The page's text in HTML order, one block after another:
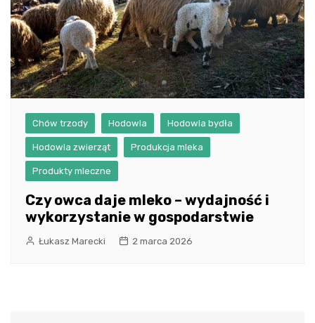
Chów trzody Hodowla Hodowla bydła
Hodowla zwierząt Produkcja mleka
Produkty mleczne
Czy owca daje mleko – wydajność i
wykorzystanie w gospodarstwie
Łukasz Marecki 2 marca 2026